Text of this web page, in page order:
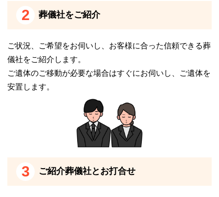
7万円になります。
00円です。
葬儀を一か所で済ませたい方
尾張北部聖苑は火葬場と式場が同一敷地内に併設され
そのため、葬儀を一カ所で済ませたい方におすすめの
通常の斎場は、葬儀が終わったら、ご遺体を霊柩車な
2 葬儀社をご紹介
ご状況、ご希望をお伺いし、お客様に合った信頼できる葬
儀社をご紹介します。
ご遺体のご移動が必要な場合はすぐにお伺いし、ご遺体を
安置します。
3 ご紹介葬儀社とお打合せ